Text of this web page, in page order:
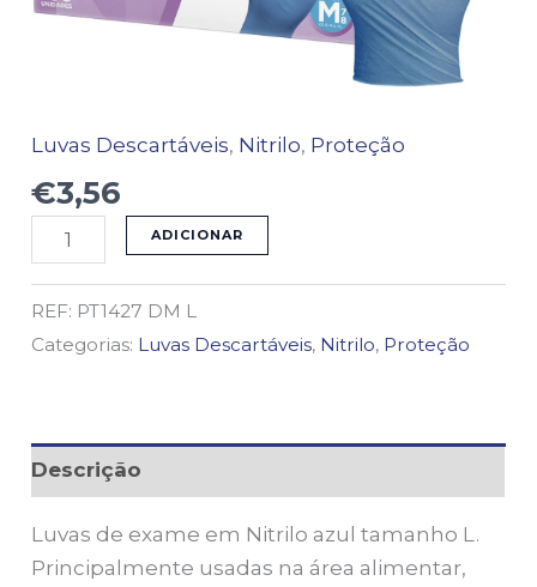
Luvas Descartáveis, Nitrilo, Proteção
€3,56
ADICIONAR
REF: PT1427 DM L
Categorias: Luvas Descartáveis, Nitrilo, Proteção
Descrição
Luvas de exame em Nitrilo azul tamanho L.
Principalmente usadas na área alimentar,